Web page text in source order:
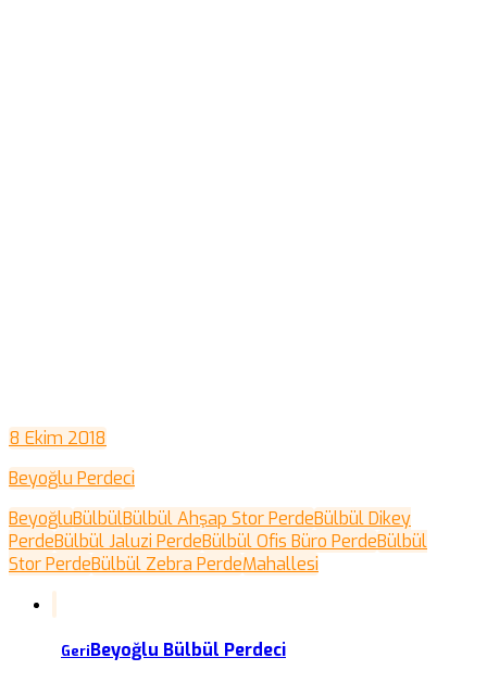
8 Ekim 2018
Beyoğlu Perdeci
BeyoğluBülbülBülbül Ahşap Stor PerdeBülbül Dikey
PerdeBülbül Jaluzi PerdeBülbül Ofis Büro PerdeBülbül
Stor PerdeBülbül Zebra PerdeMahallesi
GeriBeyoğlu Bülbül Perdeci